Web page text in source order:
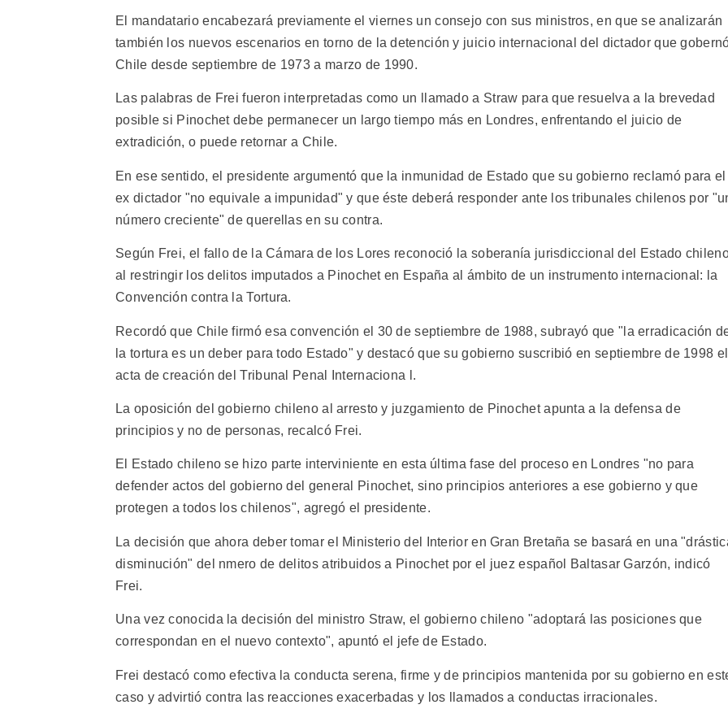
El mandatario encabezará previamente el viernes un consejo con sus ministros, en que se analizarán
también los nuevos escenarios en torno de la detención y juicio internacional del dictador que
Chile desde septiembre de 1973 a marzo de 1990.
Las palabras de Frei fueron interpretadas como un llamado a Straw para que resuelva a la brevedad
posible si Pinochet debe permanecer un largo tiempo más en Londres, enfrentando el juicio de
extradición, o puede retornar a Chile.
En ese sentido, el presidente argumentó que la inmunidad de Estado que su gobierno reclamó para el
ex dictador "no equivale a impunidad" y que éste deberá responder ante los tribunales chilenos por
número creciente" de querellas en su contra.
Según Frei, el fallo de la Cámara de los Lores reconoció la soberanía jurisdiccional del Estado
al restringir los delitos imputados a Pinochet en España al ámbito de un instrumento internacional: la
Convención contra la Tortura.
Recordó que Chile firmó esa convención el 30 de septiembre de 1988, subrayó que "la erradicación
la tortura es un deber para todo Estado" y destacó que su gobierno suscribió en septiembre de 1998 el
acta de creación del Tribunal Penal Internaciona l.
La oposición del gobierno chileno al arresto y juzgamiento de Pinochet apunta a la defensa de
principios y no de personas, recalcó Frei.
El Estado chileno se hizo parte interviniente en esta última fase del proceso en Londres "no para
defender actos del gobierno del general Pinochet, sino principios anteriores a ese gobierno y que
protegen a todos los chilenos", agregó el presidente.
La decisión que ahora deber tomar el Ministerio del Interior en Gran Bretaña se basará en una
disminución" del nmero de delitos atribuidos a Pinochet por el juez español Baltasar Garzón, indicó
Frei.
Una vez conocida la decisión del ministro Straw, el gobierno chileno "adoptará las posiciones que
correspondan en el nuevo contexto", apuntó el jefe de Estado.
Frei destacó como efectiva la conducta serena, firme y de principios mantenida por su gobierno en
caso y advirtió contra las reacciones exacerbadas y los llamados a conductas irracionales.